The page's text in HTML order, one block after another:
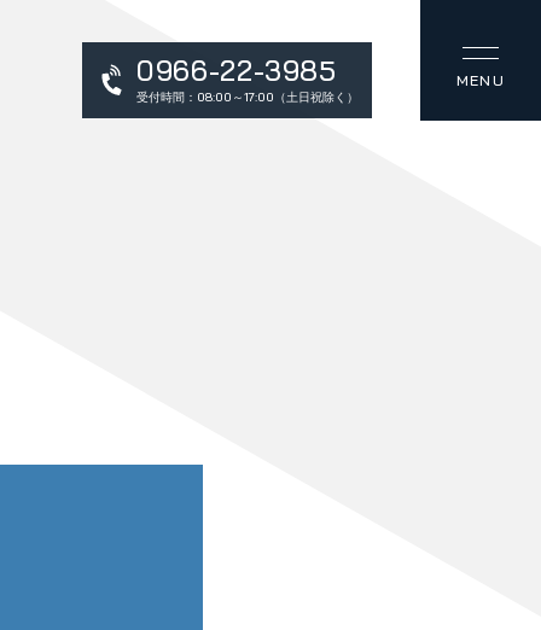
0966-22-3985
受付時間：08:00～17:00（土日祝除く）